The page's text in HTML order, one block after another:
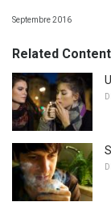
Septembre 2016
Related Content